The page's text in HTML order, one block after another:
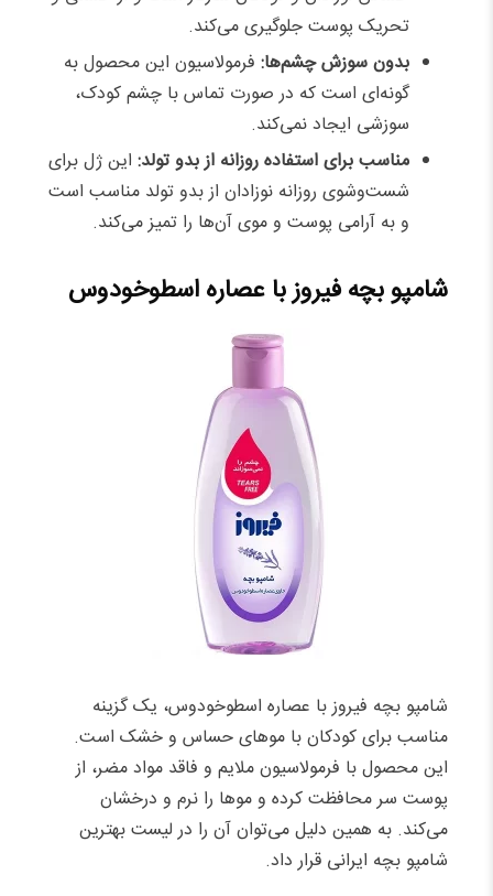
تحریک پوست جلوگیری می‌کند.​
بدون سوزش چشم‌ها:فرمولاسیون این محصول به
گونه‌ای است که در صورت تماس با چشم کودک،
سوزشی ایجاد نمی‌کند.​
مناسب برای استفاده روزانه از بدو تولد:این ژل برای
شست‌وشوی روزانه نوزادان از بدو تولد مناسب است
و به آرامی پوست و موی آن‌ها را تمیز می‌کند.​
شامپو بچه فیروز با عصاره‌ اسطوخودوس
شامپو بچه فیروز با عصاره اسطوخودوس، یک گزینه
مناسب برای کودکان با موهای حساس و خشک است.
این محصول با فرمولاسیون ملایم و فاقد مواد مضر، از
پوست سر محافظت کرده و موها را نرم و درخشان
می‌کند. به همین دلیل می‌توان آن را در لیست بهترین
شامپو بچه ایرانی قرار داد.